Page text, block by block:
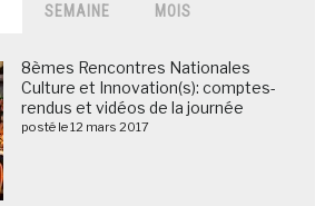
SEMAINE MOIS
8èmes Rencontres Nationales
Culture et Innovation(s): comptes-
rendus et vidéos de la journée
posté le 12 mars 2017